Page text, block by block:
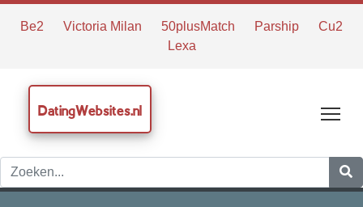
Be2 Victoria Milan 50plusMatch Parship
Cu2
Lexa
DatingWebsites.nl